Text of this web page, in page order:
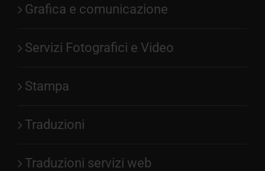
Grafica e comunicazione
Servizi Fotografici e Video
Stampa
Traduzioni
Traduzioni servizi web